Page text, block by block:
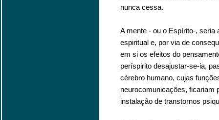
nunca cessa.
A mente - ou o Espírito-,
espiritual e, por via de
em si os efeitos do
períspirito desajustar-se-ia,
cérebro humano, cujas
neurocomunicações, ficariam
instalação de transtornos